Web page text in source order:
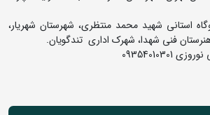
استانی شهید محمد منتظری، شهرستان شهریار،
هنرستان فنی شهدا، شهرک اداری تندگویان.